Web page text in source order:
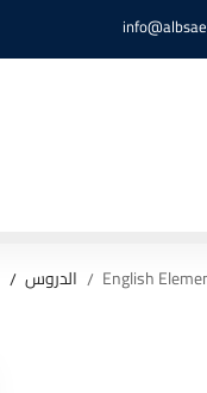
English الدروس